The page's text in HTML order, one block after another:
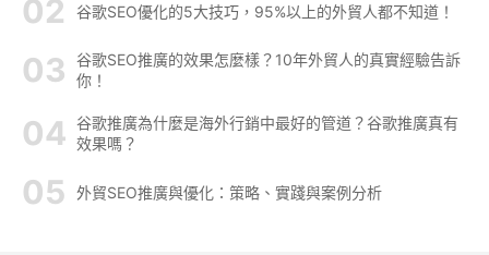
谷歌SEO優化的5大技巧，95%以上的外貿人都不知道！
谷歌SEO推廣的效果怎麼樣？10年外貿人的真實經驗告訴
你！
谷歌推廣為什麼是海外行銷中最好的管道？谷歌推廣真有
效果嗎？
外貿SEO推廣與優化：策略、實踐與案例分析